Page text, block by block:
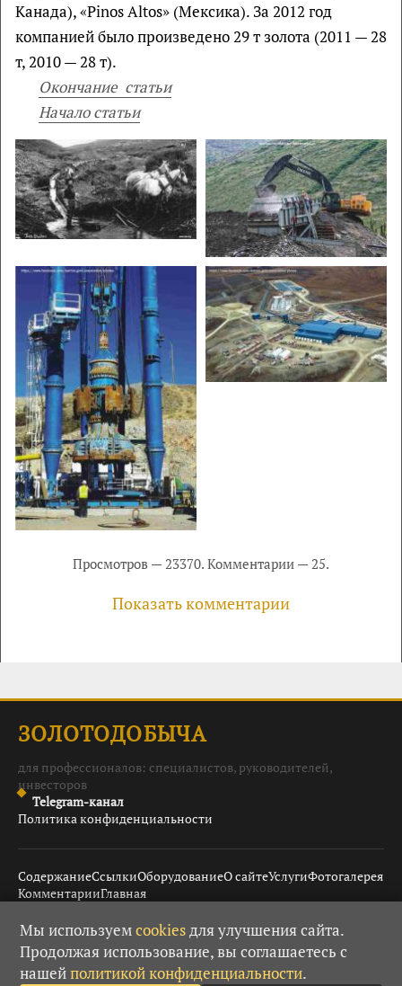
Канада), «Pinos Altos» (Мексика). За 2012 год
компанией было произведено 29 т золота (2011 — 28
т, 2010 — 28 т).
Окончание статьи
Начало статьи
Просмотров — 23370. Комментарии — 25.
Показать комментарии
ЗОЛОТОДОБЫЧА
для профессионалов: специалистов, руководителей,
инвесторов
Telegram-канал
Политика конфиденциальности
СодержаниеСсылкиОборудованиеО сайтеУслугиФотогалерея
КомментарииГлавная
© 2008–2026 Золотодобыча · 18+ · При использовании
материалов гиперссылка обязательна.
Мы используемcookiesдля улучшения сайта.
Продолжая использование, вы соглашаетесь с
нашейполитикой конфиденциальности.